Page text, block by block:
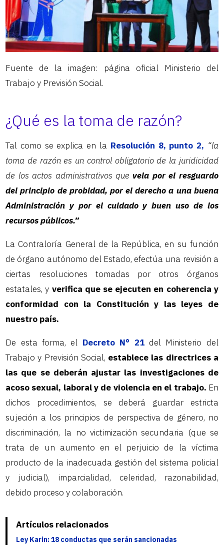
Fuente de la imagen: página oficial Ministerio del
Trabajo y Previsión Social.
¿Qué es la toma de razón?
Tal como se explica en la Resolución 8, punto 2, “la
toma de razón es un control obligatorio de la juridicidad
de los actos administrativos quevela por el resguardo
del principio de probidad, por el derecho a una buena
Administración y por el cuidado y buen uso de los
recursos públicos.”
La Contraloría General de la República, en su función
de órgano autónomo del Estado, efectúa una revisión a
ciertas resoluciones tomadas por otros órganos
estatales, y verifica que se ejecuten en coherencia y
conformidad con la Constitución y las leyes de
nuestro país.
De esta forma, el Decreto N° 21 del Ministerio del
Trabajo y Previsión Social, establece las directrices a
las que se deberán ajustar las investigaciones de
acoso sexual, laboral y de violencia en el trabajo. En
dichos procedimientos, se deberá guardar estricta
sujeción a los principios de perspectiva de género, no
discriminación, la no victimización secundaria (que se
trata de un aumento en el perjuicio de la víctima
producto de la inadecuada gestión del sistema policial
y judicial), imparcialidad, celeridad, razonabilidad,
debido proceso y colaboración.
Artículos relacionados
Ley Karin: 18 conductas que serán sancionadas